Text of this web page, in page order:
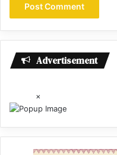
Advertisement
×